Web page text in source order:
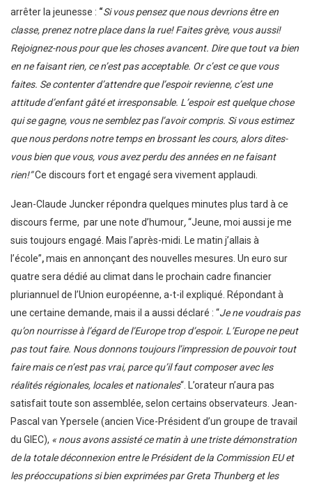
arrêter la jeunesse : “Si vous pensez que nous devrions être en
classe, prenez notre place dans la rue! Faites grève, vous aussi!
Rejoignez-nous pour que les choses avancent. Dire que tout va bien
en ne faisant rien, ce n’est pas acceptable. Or c’est ce que vous
faites. Se contenter d’attendre que l’espoir revienne, c’est une
attitude d’enfant gâté et irresponsable. L’espoir est quelque chose
qui se gagne, vous ne semblez pas l’avoir compris. Si vous estimez
que nous perdons notre temps en brossant les cours, alors dites-
vous bien que vous, vous avez perdu des années en ne faisant
rien!”Ce discours fort et engagé sera vivement applaudi.
Jean-Claude Juncker répondra quelques minutes plus tard à ce
discours ferme, par une note d’humour,“Jeune, moi aussi je me
suis toujours engagé. Mais l’après-midi. Le matin j’allais à
l’école”,mais en annonçant des nouvelles mesures. Un euro sur
quatre sera dédié au climat dans le prochain cadre financier
pluriannuel de l’Union européenne, a-t-il expliqué. Répondant à
une certaine demande, mais il a aussi déclaré : “Je ne voudrais pas
qu’on nourrisse à l’égard de l’Europe trop d’espoir. L’Europe ne peut
pas tout faire. Nous donnons toujours l’impression de pouvoir tout
faire mais ce n’est pas vrai, parce qu’il faut composer avec les
réalités régionales, locales et nationales“. L’orateur n’aura pas
satisfait toute son assemblée, selon certains observateurs. Jean-
Pascal van Ypersele (ancien Vice-Président d’un groupe de travail
du GIEC), « nous avons assisté ce matin à une triste démonstration
de la totale déconnexion entre le Président de la Commission EU et
les préoccupations si bien exprimées par Greta Thunberg et les